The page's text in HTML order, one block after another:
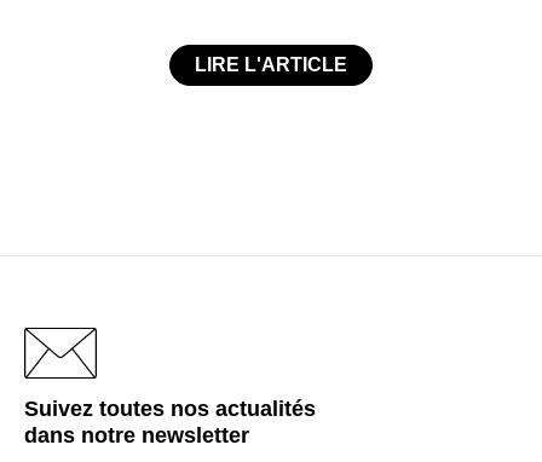
LIRE L'ARTICLE
Suivez toutes nos actualités
dans notre newsletter